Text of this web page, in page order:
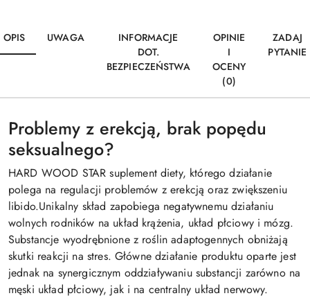
OPIS UWAGA
INFORMACJE
DOT.
BEZPIECZEŃSTWA
OPINIE
I
OCENY
(0)
ZADAJ
PYTANIE
Problemy z erekcją, brak popędu
seksualnego?
HARD WOOD STAR suplement diety, którego działanie
polega na regulacji problemów z erekcją oraz zwiększeniu
libido.Unikalny skład zapobiega negatywnemu działaniu
wolnych rodników na układ krążenia, układ płciowy i mózg.
Substancje wyodrębnione z roślin adaptogennych obniżają
skutki reakcji na stres. Główne działanie produktu oparte jest
jednak na synergicznym oddziaływaniu substancji zarówno na
męski układ płciowy, jak i na centralny układ nerwowy.